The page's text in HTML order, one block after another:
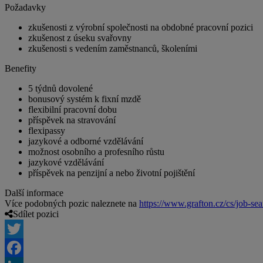
Požadavky
zkušenosti z výrobní společnosti na obdobné pracovní pozici
zkušenost z úseku svařovny
zkušenosti s vedením zaměstnanců, školeními
Benefity
5 týdnů dovolené
bonusový systém k fixní mzdě
flexibilní pracovní dobu
příspěvek na stravování
flexipassy
jazykové a odborné vzdělávání
možnost osobního a profesního růstu
jazykové vzdělávání
příspěvek na penzijní a nebo životní pojištění
Další informace
Více podobných pozic naleznete na https://www.grafton.cz/cs/job-
Sdílet pozici
Twitter